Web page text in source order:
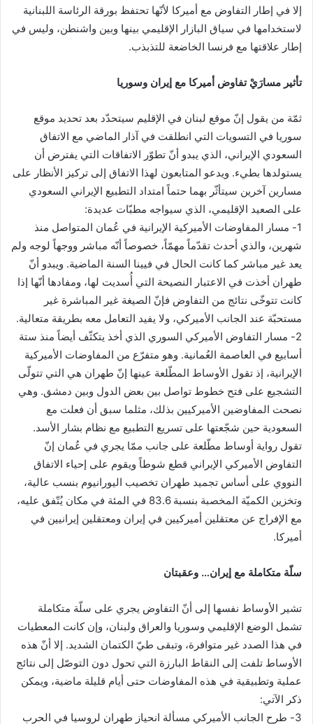
إلا في إطار التفاوض مع أميركا لأنّها تحتفظ بورقة الرئاسة اللبنانية
لاستخدامها في سياق البازار الإقليمي بينها وبين واشنطن، وليس في
إطار علاقتها مع فرنسا الخاضعة للتذبذب.
تأثير مسارَيْ تفاوض أميركا مع إيران وسوريا
ثمّة من يقول إنّ موقع لبنان في الإقليم سيتحدّد بعد تحديد موقع
سوريا في التسويات التي انطلقت في آذار الماضي مع الاتفاق
السعودي الإيراني، الذي يبدو أنّ تطوّر الاتفاقات التي يفترض أن
يستولدها بطيء. ويدعو المتابعون لهذا الاتفاق إلى تركيز الأنظار على
مسارين آخرين سيتأثّر بهما حتماً امتداد التطبيع الإيراني السعودي
على الصعيد الإقليمي، الذي سيواجه مطبّات عديدة:
1- مسار المفاوضات الأميركية الإيرانية في عُمان المتواصل منذ
شهرين، والذي أحدث تقدّماً مهمّاً، خصوصاً أنّه مباشر ووجهاً لوجه ولم
يعد غير مباشر كما كانت الحال في فيينا السنة الماضية. ويبدو أنّ
طهران أخذت في الاعتبار النصيحة التي أُسديت لها، ومفادها أنّها إذا
كانت تتوخّى نتائج من التفاوض فإنّ الصيغة غير المباشرة غير
مستحبّة عند الجانب الأميركي، ولا يفيد التعامل معه بطريقة متعالية.
2- مسار التفاوض الأميركي السوري الذي أخذ يتكثّف أيضاً منذ ستة
أسابيع في العاصمة العُمانية. وهو متفرّع من المفاوضات الأميركية
الإيرانية، إذ تقول الأوساط المطّلعة عينها إنّ طهران هي التي تتولّى
التشجيع على فتح خطوط تواصل بين بعض الدول وبين دمشق. وهي
نصحت المفاوضين الأميركيين بذلك، مثلما سبق أن فعلت مع
السعودية حين شجّعتها على تسريع التطبيع مع نظام بشار الأسد.
تقول رواية أوساط مطّلعة على جانب ممّا يجري في عُمان إنّ
التفاوض الأميركي الإيراني قطع شوطاً ويقوم على إحياء الاتفاق
النووي على أساس تجميد طهران تخصيب اليورانيوم بنسب عالية،
وتخزين الكميّة المخصبة بنسبة 83.6 في المئة في مكان يُتّفق عليه،
مع الإفراج عن معتقلين أميركيين في إيران ومعتقلين إيرانيين في
أميركا.
سلّة متكاملة مع إيران… وعقبتان
تشير الأوساط نفسها إلى أنّ التفاوض يجري على سلّة متكاملة
تشمل الوضع الإقليمي وسوريا والعراق ولبنان، وإن كانت المعطيات
في هذا الصدد غير متوافرة، وتبقى طيّ الكتمان الشديد. إلا أنّ هذه
الأوساط تلفت إلى النقاط البارزة التي تحول دون التوصّل إلى نتائج
عملية وتطبيقية في هذه المفاوضات حتى أيام قليلة ماضية، ويمكن
ذكر الآتي:
3- طرح الجانب الأميركي مسألة انحياز طهران لروسيا في الحرب